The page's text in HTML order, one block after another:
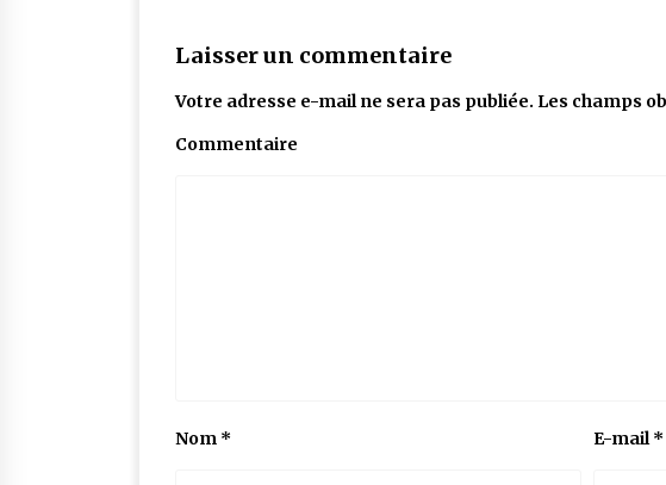
Laisser un commentaire
Votre adresse e-mail ne sera pas publiée. Les champs
Commentaire
Nom * E-mail*